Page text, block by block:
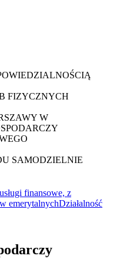
FIZYCZNYCH
W
SAMODZIELNIE
finansowe, z
emerytalnychDziałalność